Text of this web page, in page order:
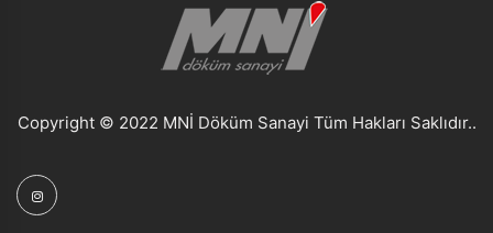
Copyright © 2022 MNİ Döküm Sanayi Tüm Hakları Saklıdır..